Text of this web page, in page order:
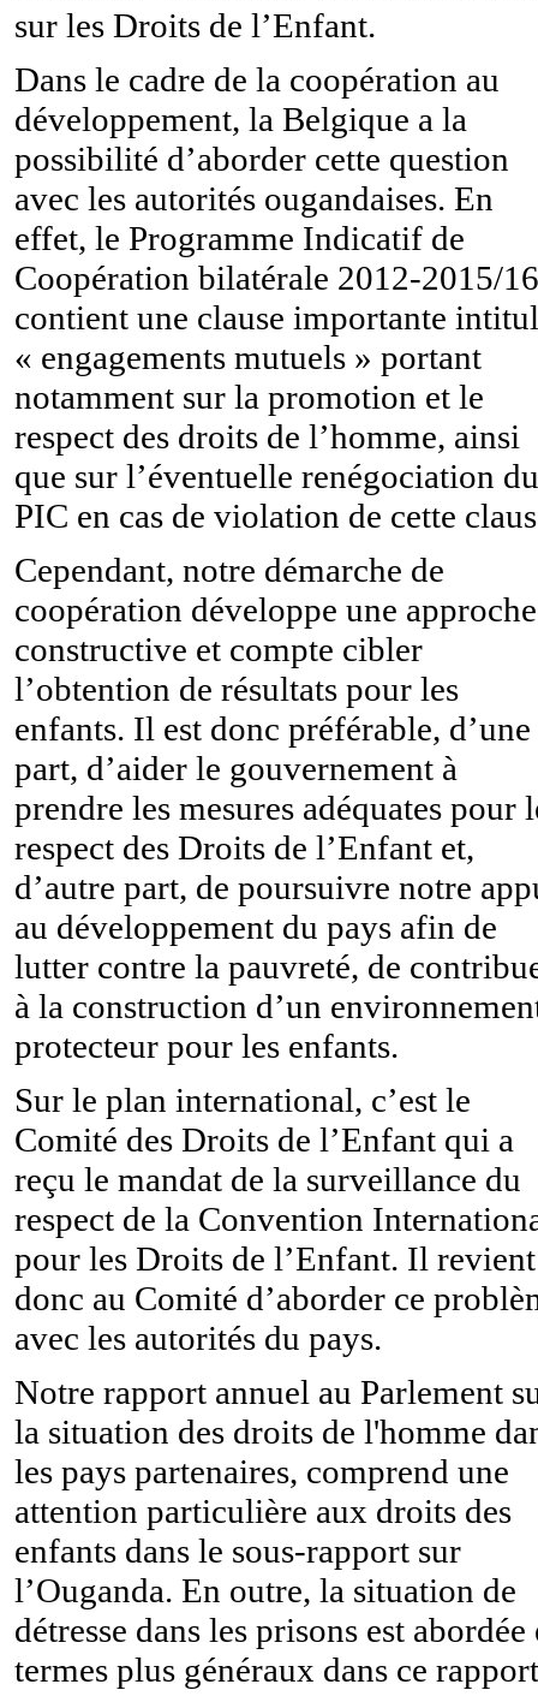
sur les Droits de l’Enfant.
Dans le cadre de la coopération au
développement, la Belgique a la
possibilité d’aborder cette question
avec les autorités ougandaises. En
effet, le Programme Indicatif de
Coopération bilatérale 2012-2015/
contient une clause importante
« engagements mutuels » portant
notamment sur la promotion et le
respect des droits de l’homme, ainsi
que sur l’éventuelle renégociation du
PIC en cas de violation de cette
Cependant, notre démarche de
coopération développe une approche
constructive et compte cibler
l’obtention de résultats pour les
enfants. Il est donc préférable, d’une
part, d’aider le gouvernement à
prendre les mesures adéquates pour
respect des Droits de l’Enfant et,
d’autre part, de poursuivre notre
au développement du pays afin de
lutter contre la pauvreté, de
à la construction d’un
protecteur pour les enfants.
Sur le plan international, c’est le
Comité des Droits de l’Enfant qui a
reçu le mandat de la surveillance du
respect de la Convention
pour les Droits de l’Enfant. Il revient
donc au Comité d’aborder ce
avec les autorités du pays.
Notre rapport annuel au Parlement
la situation des droits de l'homme
les pays partenaires, comprend une
attention particulière aux droits des
enfants dans le sous-rapport sur
l’Ouganda. En outre, la situation de
détresse dans les prisons est abordée
termes plus généraux dans ce